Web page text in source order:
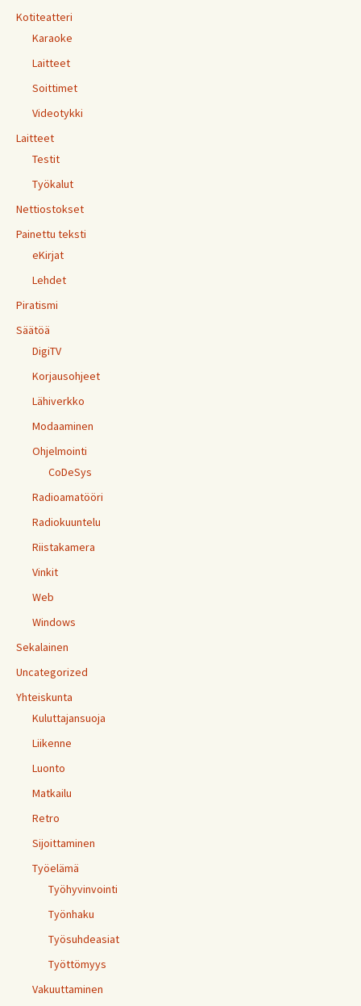
Kotiteatteri
Karaoke
Laitteet
Soittimet
Videotykki
Laitteet
Testit
Työkalut
Nettiostokset
Painettu teksti
eKirjat
Lehdet
Piratismi
Säätöä
DigiTV
Korjausohjeet
Lähiverkko
Modaaminen
Ohjelmointi
CoDeSys
Radioamatööri
Radiokuuntelu
Riistakamera
Vinkit
Web
Windows
Sekalainen
Uncategorized
Yhteiskunta
Kuluttajansuoja
Liikenne
Luonto
Matkailu
Retro
Sijoittaminen
Työelämä
Työhyvinvointi
Työnhaku
Työsuhdeasiat
Työttömyys
Vakuuttaminen